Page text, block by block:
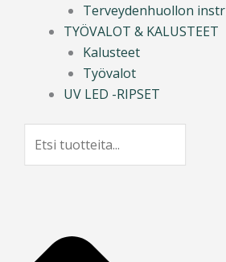
Terveydenhuollon
TYÖVALOT & KALUSTEET
Kalusteet
Työvalot
UV LED -RIPSET